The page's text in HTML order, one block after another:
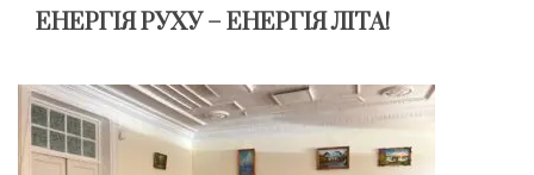
ЕНЕРГІЯ РУХУ – ЕНЕРГІЯ ЛІТА!